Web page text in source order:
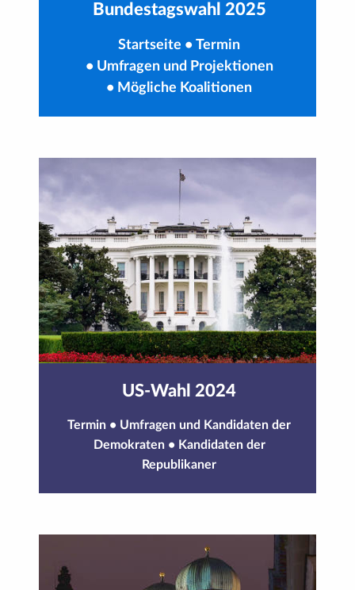
Bundestagswahl 2025
Startseite • Termin
• Umfragen und Projektionen
• Mögliche Koalitionen
US-Wahl 2024
Termin • Umfragen und Kandidaten der
Demokraten• Kandidaten der
Republikaner